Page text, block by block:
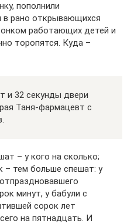
пополнили
в рано открывающихся
работающих детей и
торопятся. Куда –
и 32 секунды двери
Таня-фармацевт с
– у кого на сколько;
– тем больше спешат: у
минут, у бабули с
сорок лет
на пятнадцать. И